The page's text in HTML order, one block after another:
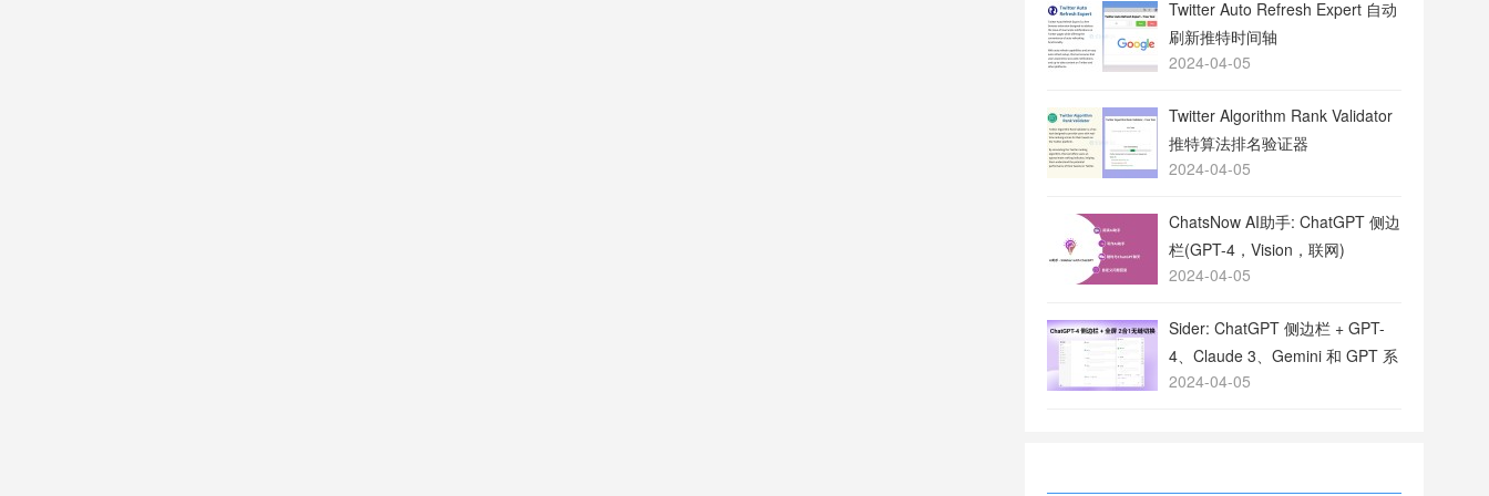
Twitter Auto Refresh Expert 自动
刷新推特时间轴
2024-04-05
Twitter Algorithm Rank Validator
推特算法排名验证器
2024-04-05
ChatsNow AI助手: ChatGPT 侧边
栏(GPT-4，Vision，联网)
2024-04-05
Sider: ChatGPT 侧边栏 + GPT-
4、Claude 3、Gemini 和 GPT 系
列
2024-04-05